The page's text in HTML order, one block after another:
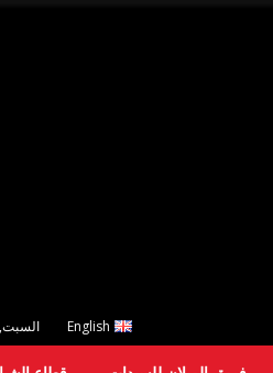
English السبت,